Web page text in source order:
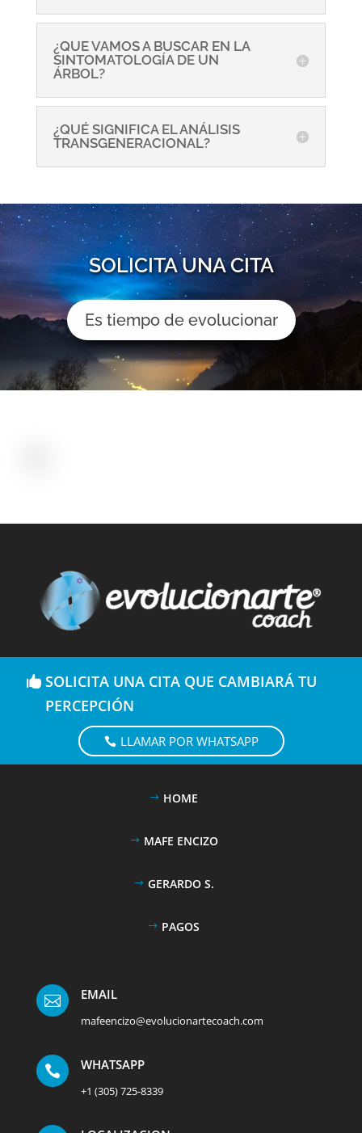
¿QUE VAMOS A BUSCAR EN LA
SINTOMATOLOGÍA DE UN
ÁRBOL?
¿QUÉ SIGNIFICA EL ANÁLISIS
TRANSGENERACIONAL?
SOLICITA UNA CITA
Es tiempo de evolucionar
SOLICITA UNA CITA QUE CAMBIARÁ TU
PERCEPCIÓN
LLAMAR POR WHATSAPP
HOME
MAFE ENCIZO
GERARDO S.
PAGOS
 EMAIL
mafeencizo@evolucionartecoach.com
 WHATSAPP
+1 (305) 725-8339